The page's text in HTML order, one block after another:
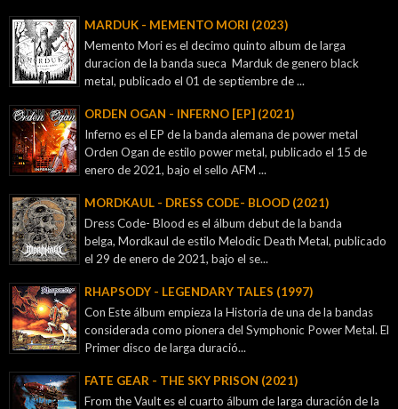
MARDUK - MEMENTO MORI (2023)
Memento Mori es el decimo quinto album de larga
duracion de la banda sueca Marduk de genero black
metal, publicado el 01 de septiembre de ...
ORDEN OGAN - INFERNO [EP] (2021)
Inferno es el EP de la banda alemana de power metal
Orden Ogan de estilo power metal, publicado el 15 de
enero de 2021, bajo el sello AFM ...
MORDKAUL - DRESS CODE- BLOOD (2021)
Dress Code- Blood es el álbum debut de la banda
belga, Mordkaul de estilo Melodic Death Metal, publicado
el 29 de enero de 2021, bajo el se...
RHAPSODY - LEGENDARY TALES (1997)
Con Este álbum empieza la Historia de una de la bandas
considerada como pionera del Symphonic Power Metal. El
Primer disco de larga duració...
FATE GEAR - THE SKY PRISON (2021)
From the Vault es el cuarto álbum de larga duración de la